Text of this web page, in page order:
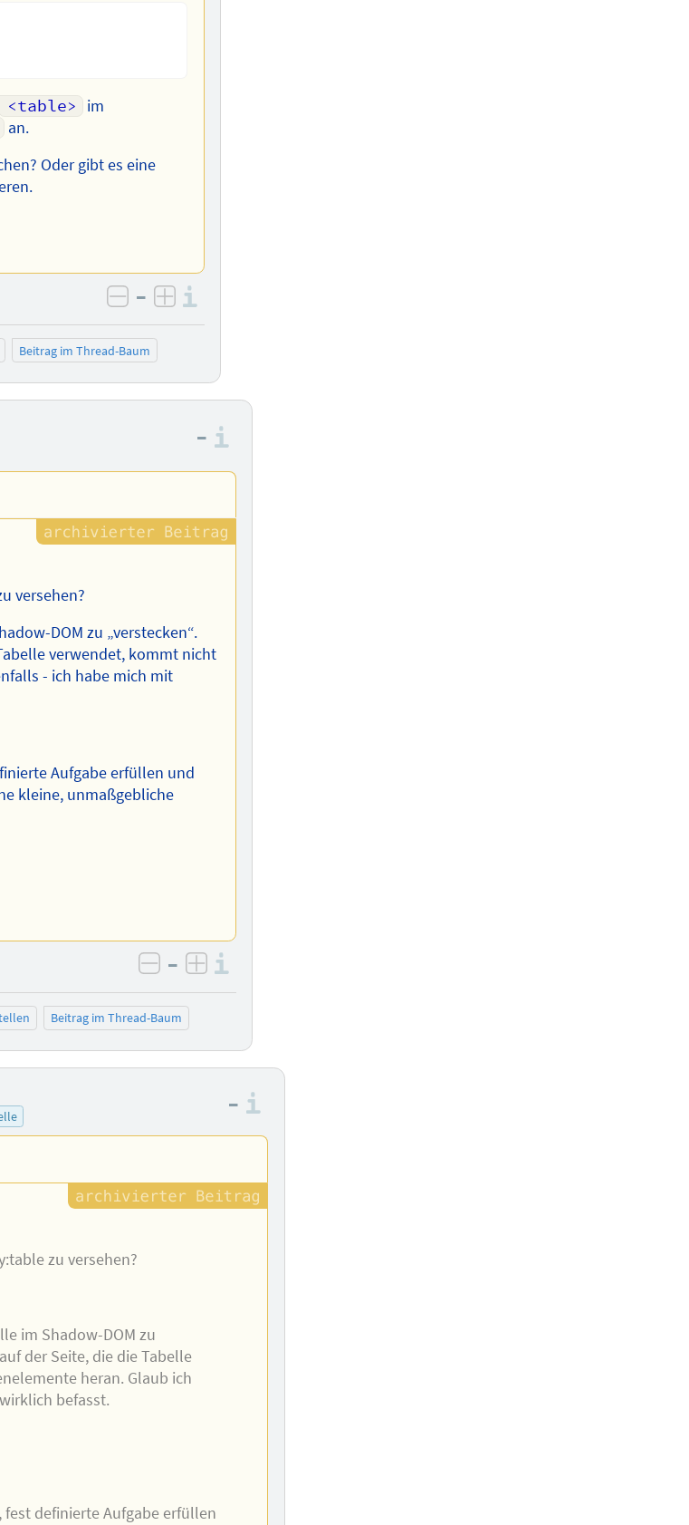
<table>
im
an.
Oder gibt es eine
negativ bewerten
– positiv bewerten
Beitrag im Thread-Baum
–
versehen?
DOM zu „verstecken“.
verwendet, kommt nicht
- ich habe mich mit
Aufgabe erfüllen und
kleine, unmaßgebliche
negativ bewerten
– positiv bewerten
Beitrag im Thread-Baum
–
zu versehen?
im Shadow-DOM zu
der Seite, die die Tabelle
heran. Glaub ich
befasst.
definierte Aufgabe erfüllen